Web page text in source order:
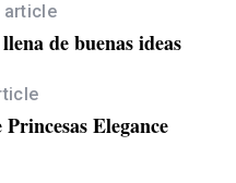
article
de buenas ideas
Elegance